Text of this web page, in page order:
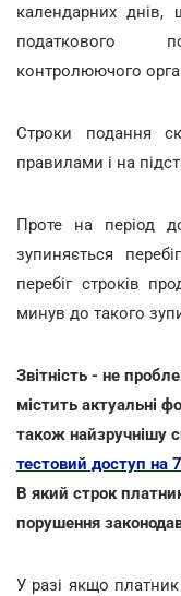
календарних
податкового
контролюючого
Строки подання
правилами і на
Проте на період
зупиняється
перебіг строків
минув до такого
Звітність - не
містить актуальні
також найзручнішу
тестовий доступ на
В який строк
порушення
У разі якщо